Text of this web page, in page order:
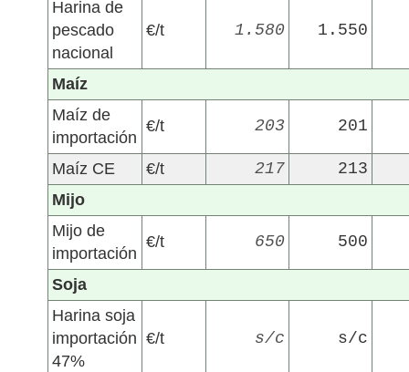
Harina de
pescado
nacional
€/t 1.580 1.550
Maíz
Maíz de
importación
€/t 203 201
Maíz CE €/t 217
213
Mijo
Mijo de
importación
€/t 650 500
Soja
Harina soja
importación
47%
€/t s/c s/c